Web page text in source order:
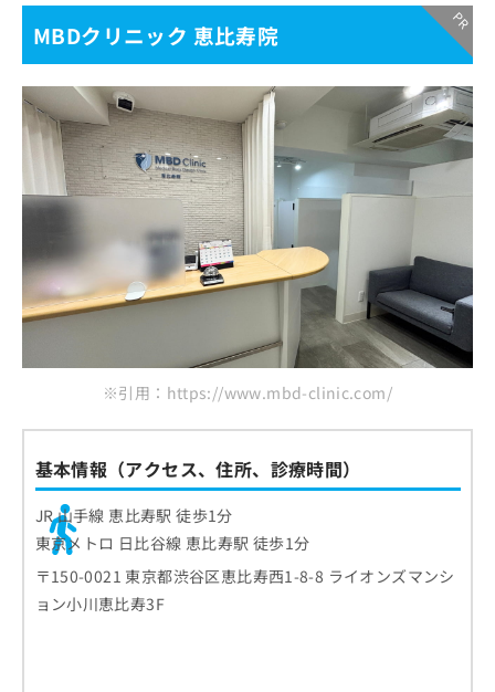
B&Hメディカルクリニック 恵比寿院
恵比寿内科クリニック
広尾レディース 恵比寿本院
恵比寿ウエストヒルズクリニック
ジュエルクリニック恵比寿
SERA BEAUTY CLINIC
LE CLINIC
ワンクリニック恵比寿
まとめ：恵比寿で評判の医療ダイエットにおす
すめのクリニック11選
MBDクリニック 恵比寿院
※引用：https://www.mbd-clinic.com/
基本情報（アクセス、住所、診療時間）
JR 山手線 恵比寿駅 徒歩1分
東京メトロ 日比谷線 恵比寿駅 徒歩1分
〒150-0021 東京都渋谷区恵比寿西1-8-8 ライオンズマンシ
ョン小川恵比寿3F
報
の
修
正
は
こ
ら
の
他
の
は
こ
ち
ら
お
込
み
は
こ
ち
ら